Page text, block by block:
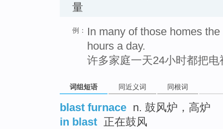
量
例：
In many of those homes
hours a day.
许多家庭一天24小时都把
词组短语 同近义词 同根词
blast furnace n. 鼓风炉，高炉
in blast 正在鼓风